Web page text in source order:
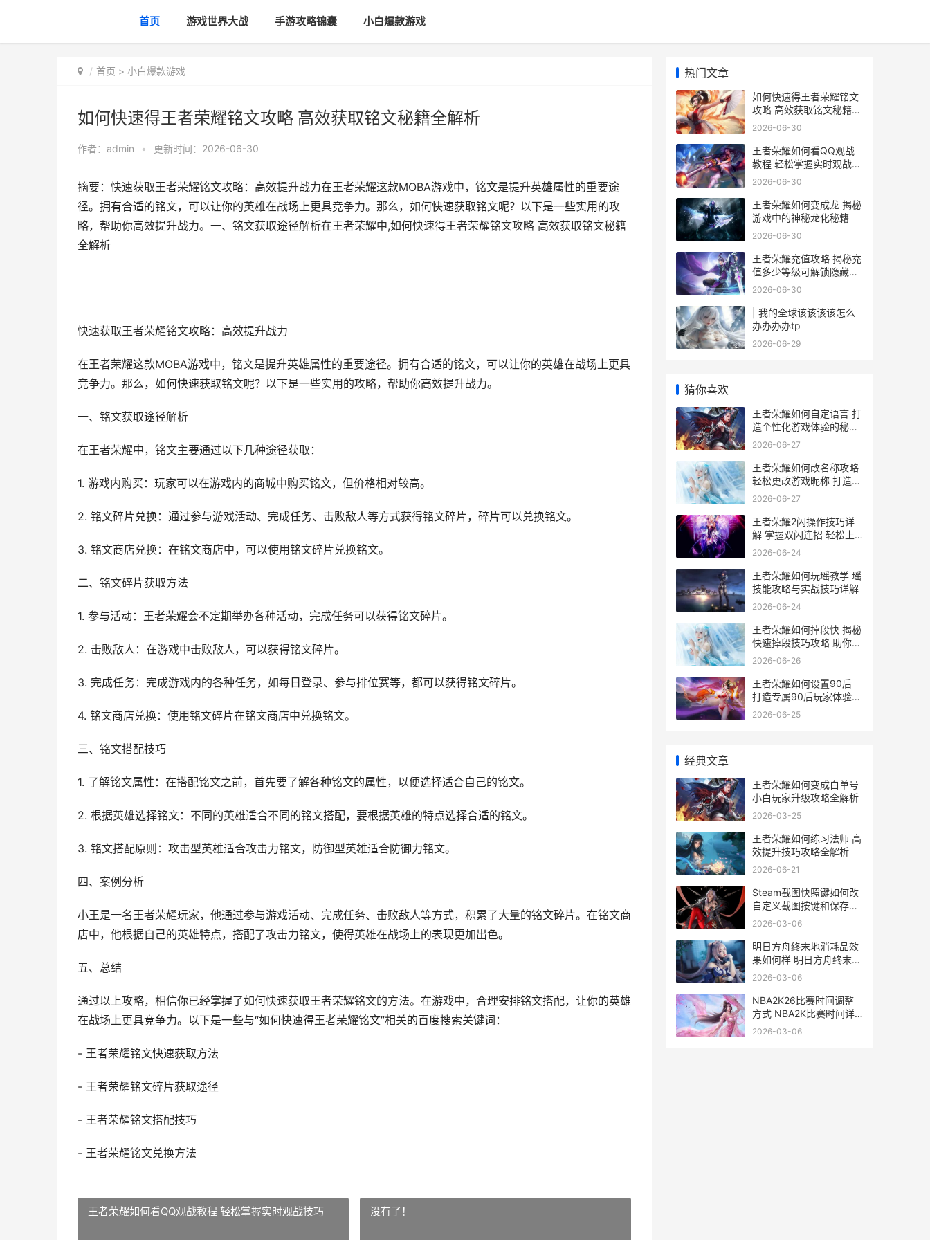
首页 游戏世界大战 手游攻略锦囊 小白爆款游戏
首页 > 小白爆款游戏
如何快速得王者荣耀铭文攻略 高效获取铭文秘籍全解析
作者： admin • 更新时间：2026-06-30
摘要：快速获取王者荣耀铭文攻略：高效提升战力在王者荣耀这款MOBA游戏中，铭文是提升英雄属性的重要途
径。拥有合适的铭文，可以让你的英雄在战场上更具竞争力。那么，如何快速获取铭文呢？以下是一些实用的攻
略，帮助你高效提升战力。一、铭文获取途径解析在王者荣耀中,如何快速得王者荣耀铭文攻略 高效获取铭文秘籍
全解析
快速获取王者荣耀铭文攻略：高效提升战力
在王者荣耀这款MOBA游戏中，铭文是提升英雄属性的重要途径。拥有合适的铭文，可以让你的英雄在战场上更具
竞争力。那么，如何快速获取铭文呢？以下是一些实用的攻略，帮助你高效提升战力。
一、铭文获取途径解析
在王者荣耀中，铭文主要通过以下几种途径获取：
1. 游戏内购买：玩家可以在游戏内的商城中购买铭文，但价格相对较高。
2. 铭文碎片兑换：通过参与游戏活动、完成任务、击败敌人等方式获得铭文碎片，碎片可以兑换铭文。
3. 铭文商店兑换：在铭文商店中，可以使用铭文碎片兑换铭文。
二、铭文碎片获取方法
1. 参与活动：王者荣耀会不定期举办各种活动，完成任务可以获得铭文碎片。
2. 击败敌人：在游戏中击败敌人，可以获得铭文碎片。
3. 完成任务：完成游戏内的各种任务，如每日登录、参与排位赛等，都可以获得铭文碎片。
4. 铭文商店兑换：使用铭文碎片在铭文商店中兑换铭文。
三、铭文搭配技巧
1. 了解铭文属性：在搭配铭文之前，首先要了解各种铭文的属性，以便选择适合自己的铭文。
2. 根据英雄选择铭文：不同的英雄适合不同的铭文搭配，要根据英雄的特点选择合适的铭文。
3. 铭文搭配原则：攻击型英雄适合攻击力铭文，防御型英雄适合防御力铭文。
四、案例分析
小王是一名王者荣耀玩家，他通过参与游戏活动、完成任务、击败敌人等方式，积累了大量的铭文碎片。在铭文商
店中，他根据自己的英雄特点，搭配了攻击力铭文，使得英雄在战场上的表现更加出色。
五、总结
通过以上攻略，相信你已经掌握了如何快速获取王者荣耀铭文的方法。在游戏中，合理安排铭文搭配，让你的英雄
在战场上更具竞争力。以下是一些与“如何快速得王者荣耀铭文”相关的百度搜索关键词：
- 王者荣耀铭文快速获取方法
- 王者荣耀铭文碎片获取途径
- 王者荣耀铭文搭配技巧
- 王者荣耀铭文兑换方法
王者荣耀如何看QQ观战教程 轻松掌握实时观战技巧 没有了！
热门文章
如何快速得王者荣耀铭文
攻略 高效获取铭文秘籍全
解析
2026-06-30
王者荣耀如何看QQ观战
教程 轻松掌握实时观战技
巧
2026-06-30
王者荣耀如何变成龙 揭秘
游戏中的神秘龙化秘籍
2026-06-30
王者荣耀充值攻略 揭秘充
值多少等级可解锁隐藏福
利
2026-06-30
| 我的全球该该该该怎么
办办办办tp
2026-06-29
猜你喜欢
王者荣耀如何自定语言 打
造个性化游戏体验的秘籍
解析
2026-06-27
王者荣耀如何改名称攻略
轻松更改游戏昵称 打造个
性ID
2026-06-27
王者荣耀2闪操作技巧详
解 掌握双闪连招 轻松上
分攻略
2026-06-24
王者荣耀如何玩瑶教学 瑶
技能攻略与实战技巧详解
2026-06-24
王者荣耀如何掉段快 揭秘
快速掉段技巧攻略 助你轻
松回坑
2026-06-26
王者荣耀如何设置90后
打造专属90后玩家体验攻
略
2026-06-25
经典文章
王者荣耀如何变成白单号
小白玩家升级攻略全解析
2026-03-25
王者荣耀如何练习法师 高
效提升技巧攻略全解析
2026-06-21
Steam截图快照键如何改
自定义截图按键和保存途
径配置 steam截图快捷键
2026-03-06
明日方舟终末地消耗品效
果如何样 明日方舟终末地
携宇铭星活动
2026-03-06
NBA2K26比赛时间调整
方式 NBA2K比赛时间详
细配置流程 nba2k赛程表
2026-03-06